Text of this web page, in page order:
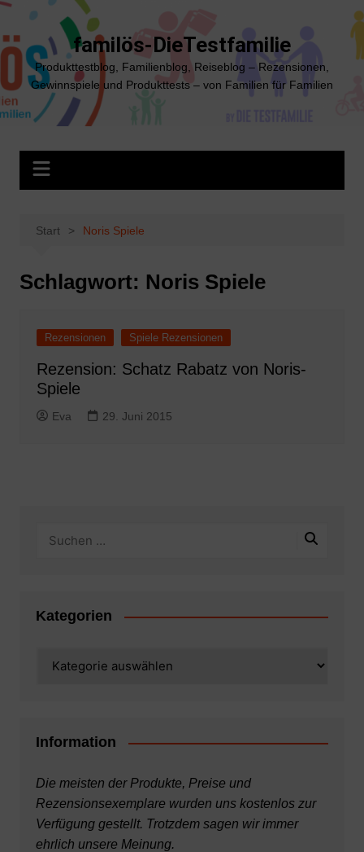
Zum
springen
familös-DieTestfamilie
Produkttestblog, Familienblog, Reiseblog – Rezensionen,
Gewinnspiele und Produkttests – von Familien für Familien
Start Noris Spiele
Schlagwort: Noris Spiele
Rezensionen Spiele Rezensionen
Rezension: Schatz Rabatz von Noris-
Spiele
Eva 29. Juni 2015
Kategorien
Information
Die meisten der Produkte, Preise und
Rezensionsexemplare wurden uns kostenlos zur
Verfügung gestellt. Trotzdem sagen wir immer
ehrlich unsere Meinung.